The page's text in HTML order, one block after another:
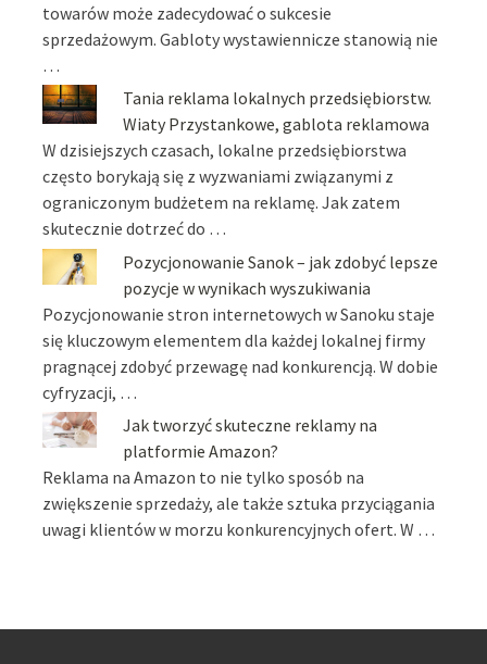
towarów może zadecydować o sukcesie
sprzedażowym. Gabloty wystawiennicze stanowią nie
…
Tania reklama lokalnych przedsiębiorstw.
Wiaty Przystankowe, gablota reklamowa
W dzisiejszych czasach, lokalne przedsiębiorstwa
często borykają się z wyzwaniami związanymi z
ograniczonym budżetem na reklamę. Jak zatem
skutecznie dotrzeć do …
Pozycjonowanie Sanok – jak zdobyć lepsze
pozycje w wynikach wyszukiwania
Pozycjonowanie stron internetowych w Sanoku staje
się kluczowym elementem dla każdej lokalnej firmy
pragnącej zdobyć przewagę nad konkurencją. W dobie
cyfryzacji, …
Jak tworzyć skuteczne reklamy na
platformie Amazon?
Reklama na Amazon to nie tylko sposób na
zwiększenie sprzedaży, ale także sztuka przyciągania
uwagi klientów w morzu konkurencyjnych ofert. W …